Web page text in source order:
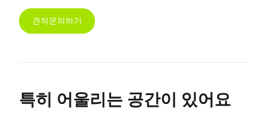
견적문의하기
특히 어울리는 공간이 있어요